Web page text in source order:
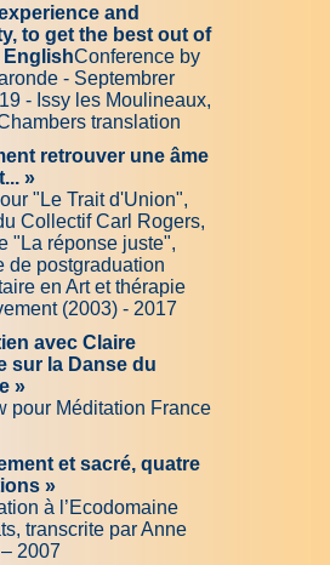
and
to get the best out of
EnglishConference by
- Septembrer
- Issy les Moulineaux,
translation
retrouver une âme
»
"Le Trait d'Union",
Collectif Carl Rogers,
"La réponse juste",
de postgraduation
en Art et thérapie
(2003) - 2017
avec Claire
sur la Danse du
»
pour Méditation France
et sacré, quatre
»
à l’Ecodomaine
transcrite par Anne
2007